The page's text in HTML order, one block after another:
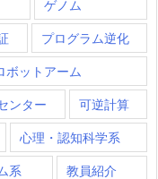
ゲノム
プログラム逆化
ボットアーム
ンター 可逆計算
心理・認知科学系
系 教員紹介